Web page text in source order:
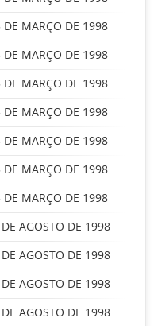
DE MARÇO DE 1998
DE MARÇO DE 1998
DE MARÇO DE 1998
DE MARÇO DE 1998
DE MARÇO DE 1998
DE MARÇO DE 1998
DE MARÇO DE 1998
AGOSTO DE 1998
AGOSTO DE 1998
AGOSTO DE 1998
AGOSTO DE 1998